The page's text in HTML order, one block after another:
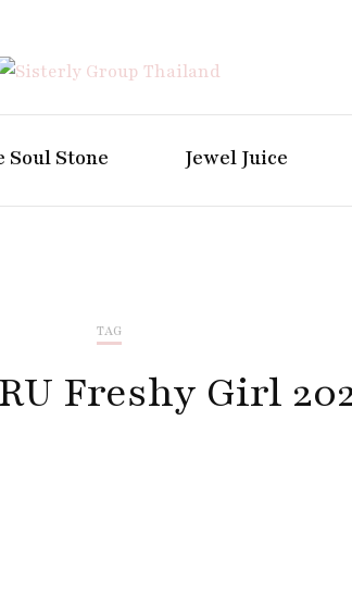
Jewelry แหวนแต่งงาน เครื่องประดับ
Soul Stone Jewel Juice
TAG
Freshy Girl